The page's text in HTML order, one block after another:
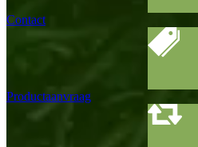
Contact
Productaanvraag